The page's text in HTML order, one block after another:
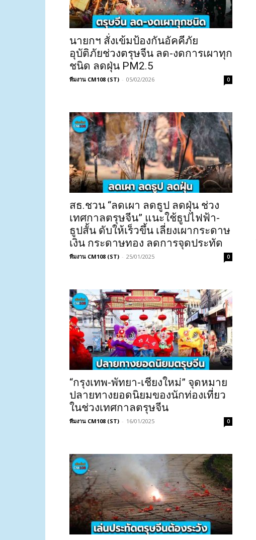
นายกฯ สั่งเข้มป้องกันอัคคีภัย
อุบัติภัยช่วงตรุษจีน ลด-งดการเผาทุก
ชนิด ลดฝุ่น PM2.5
ทีมงาน CM108 (ST) - 05/02/2026 0
สธ.ชวน “ลดเผา ลดธูป ลดฝุ่น ช่วง
เทศกาลตรุษจีน” แนะใช้ธูปไฟฟ้า-
ธูปสั้น ดับให้เร็วขึ้น เลี่ยงเผากระดาษ
เงิน กระดาษทอง ลดการจุดประทัด
ทีมงาน CM108 (ST) - 25/01/2025 0
“กรุงเทพ-พัทยา-เชียงใหม่” จุดหมาย
ปลายทางยอดนิยมของนักท่องเที่ยว
ในช่วงเทศกาลตรุษจีน
ทีมงาน CM108 (ST) - 16/01/2025 0